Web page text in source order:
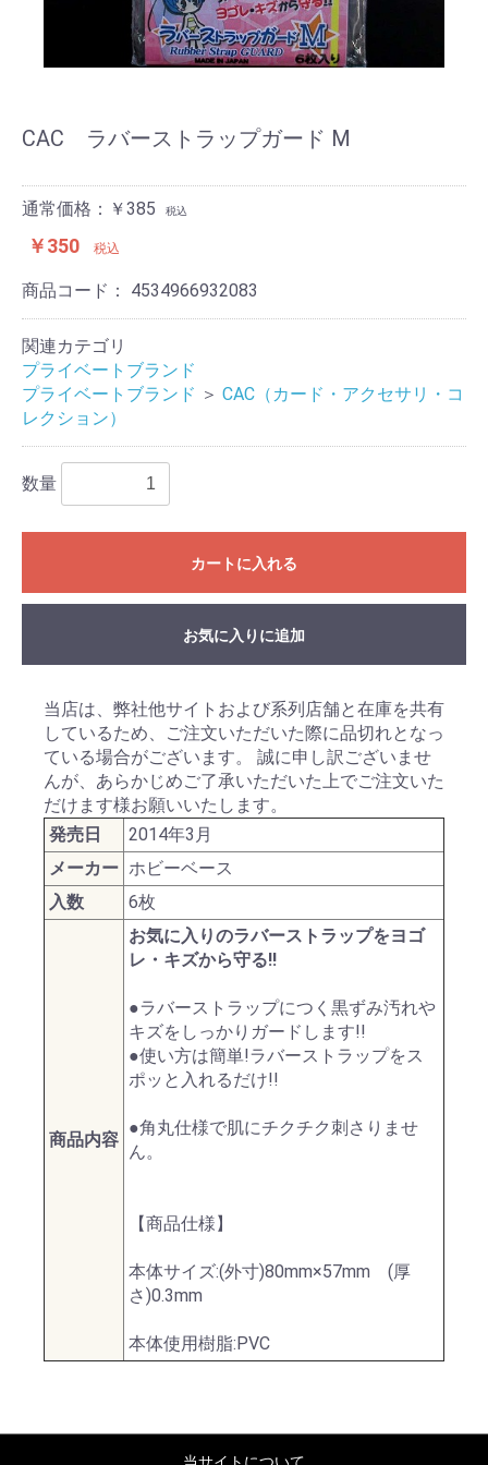
CAC ラバーストラップガード M
通常価格：￥385 税込
￥350 税込
商品コード： 4534966932083
関連カテゴリ
プライベートブランド
プライベートブランド ＞ CAC（カード・アクセサリ・コ
レクション）
数量
カートに入れる
お気に入りに追加
当店は、弊社他サイトおよび系列店舗と在庫を共有
しているため、ご注文いただいた際に品切れとなっ
ている場合がございます。 誠に申し訳ございませ
んが、あらかじめご了承いただいた上でご注文いた
だけます様お願いいたします。
発売日
2014年3月
メーカー ホビーベース
入数
6枚
商品内容
お気に入りのラバーストラップをヨゴ
レ・キズから守る!!
●ラバーストラップにつく黒ずみ汚れや
キズをしっかりガードします!!
●使い方は簡単!ラバーストラップをス
ポッと入れるだけ!!
●角丸仕様で肌にチクチク刺さりませ
ん。
【商品仕様】
本体サイズ:(外寸)80mm×57mm (厚
さ)0.3mm
本体使用樹脂:PVC